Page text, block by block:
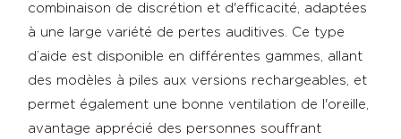
combinaison de discrétion et d'efficacité, adaptées
à une large variété de pertes auditives. Ce type
d’aide est disponible en différentes gammes, allant
des modèles à piles aux versions rechargeables, et
permet également une bonne ventilation de l'oreille,
avantage apprécié des personnes souffrant